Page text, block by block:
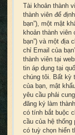
Tài khoản thành
thành viên để
bạn”), một mật
khoản thành viên
bạn”) và một địa
chỉ Email của
thành viên tại
tin áp dụng tại
chúng tôi. Bất kỳ
của bạn, mật
yêu cầu phải
đăng ký làm
có tính bắt buộc
cầu của hệ
có tuỳ chọn hiển